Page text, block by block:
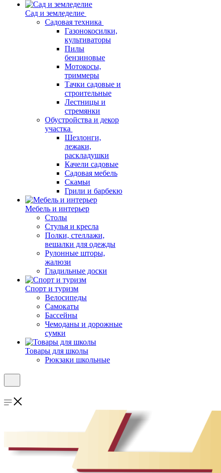
Сад и земледелие
Садовая техника
Газонокосилки,
культиваторы
Пилы
бензиновые
Мотокосы,
триммеры
Тачки садовые и
строительные
Лестницы и
стремянки
Обустройства и декор
участка
Шезлонги,
лежаки,
раскладушки
Качели садовые
Садовая мебель
Скамьи
Грили и барбекю
Мебель и интерьер
Столы
Стулья и кресла
Полки, стеллажи,
вешалки для одежды
Рулонные шторы,
жалюзи
Гладильные доски
Спорт и туризм
Велосипеды
Самокаты
Бассейны
Чемоданы и дорожные
сумки
Товары для школы
Рюкзаки школьные